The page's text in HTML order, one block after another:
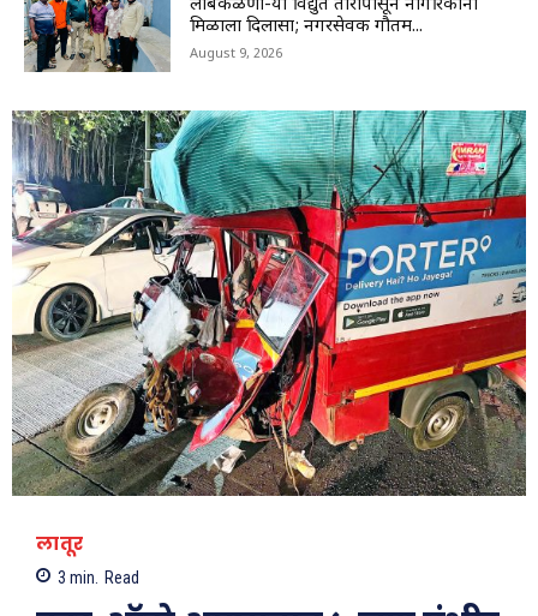
Nanded|हिमायतनगरमध्ये प्रशासनाचा बुलडोझर; उमर
चौक अतिक्रमणमुक्त
01:29
लोंबकळणा-या विद्युत तारांपासून नागरिकांना
मिळाला दिलासा; नगरसेवक गौतम...
August 9, 2026